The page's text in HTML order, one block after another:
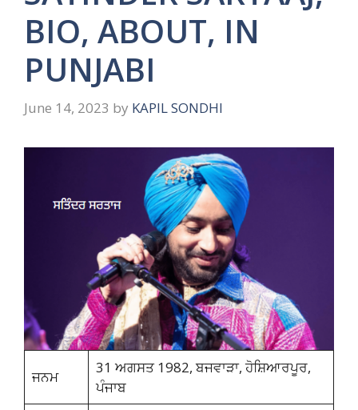
BIO, ABOUT, IN
PUNJABI
June 14, 2023 by KAPIL SONDHI
ਜਨਮ
31 ਅਗਸਤ 1982, ਬਜਵਾੜਾ, ਹੋਸ਼ਿਆਰਪੂਰ,
ਪੰਜਾਬ